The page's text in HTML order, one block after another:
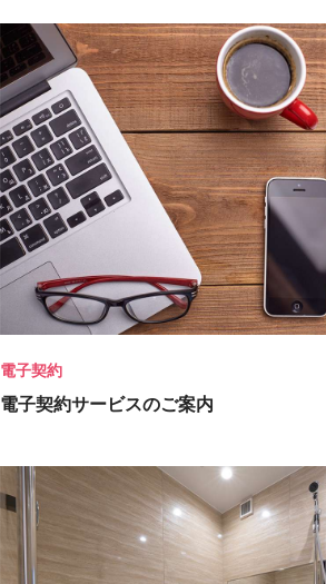
電子契約
電子契約サービスのご案内